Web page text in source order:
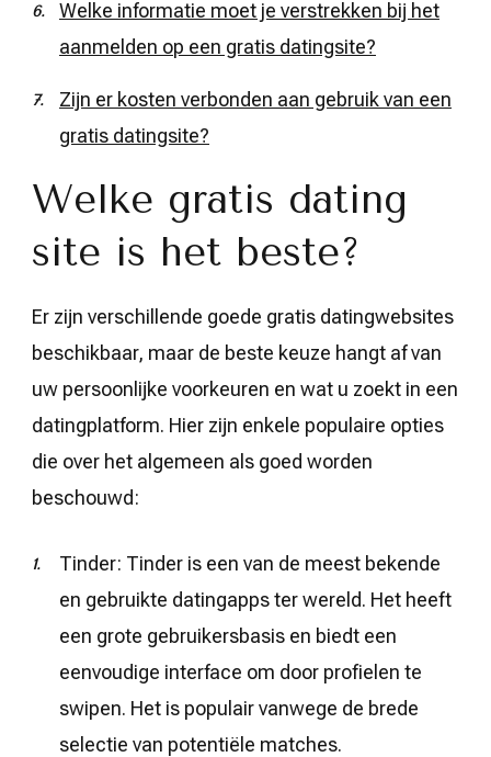
Welke informatie moet je verstrekken bij het
aanmelden op een gratis datingsite?
Zijn er kosten verbonden aan gebruik van een
gratis datingsite?
Welke gratis dating
site is het beste?
Er zijn verschillende goede gratis datingwebsites
beschikbaar, maar de beste keuze hangt af van
uw persoonlijke voorkeuren en wat u zoekt in een
datingplatform. Hier zijn enkele populaire opties
die over het algemeen als goed worden
beschouwd:
Tinder: Tinder is een van de meest bekende
en gebruikte datingapps ter wereld. Het heeft
een grote gebruikersbasis en biedt een
eenvoudige interface om door profielen te
swipen. Het is populair vanwege de brede
selectie van potentiële matches.